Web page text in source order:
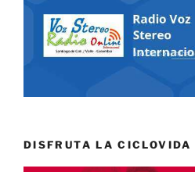
DISFRUTA LA CICLOVIDA